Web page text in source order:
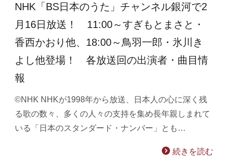
NHK「BS日本のうた」チャンネル銀河で2
月16日放送！ 11:00～すぎもとまさと・
香西かおり他、18:00～鳥羽一郎・氷川き
よし他登場！ 各放送回の出演者・曲目情
報
©NHK NHKが1998年から放送、日本人の心に深く残
る歌の数々、多くの人々の支持を集め長年親しまれて
いる「日本のスタンダード・ナンバー」とも…
続きを読む